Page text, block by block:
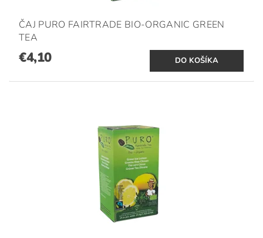
ČAJ PURO FAIRTRADE BIO-ORGANIC GREEN
TEA
€4,10